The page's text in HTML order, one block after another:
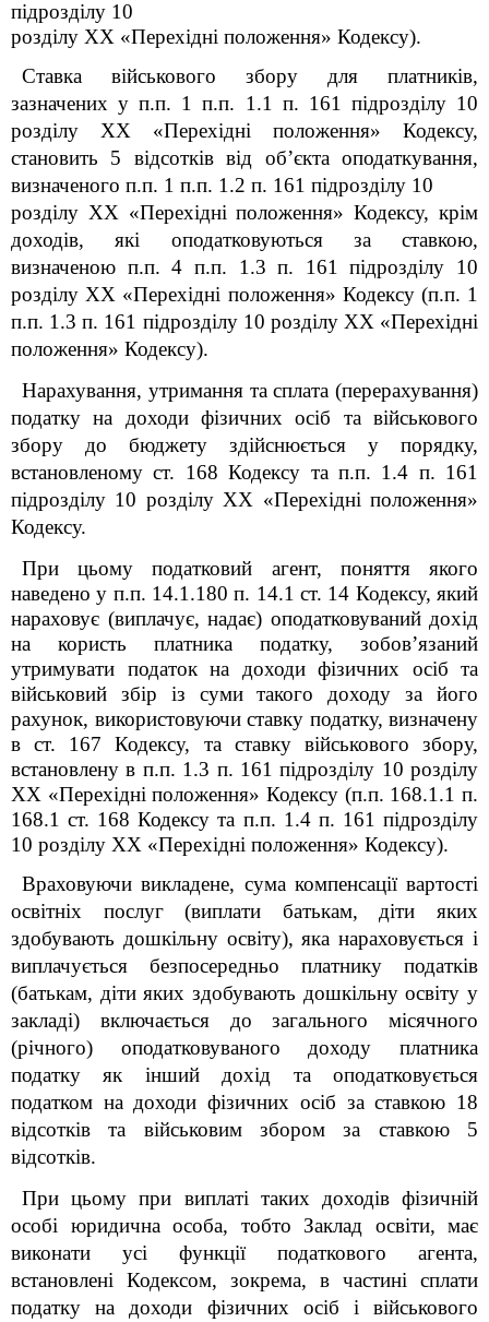
підрозділу 10
розділу XX «Перехідні положення» Кодексу).
Ставка військового збору для платників,
зазначених у п.п. 1 п.п. 1.1 п. 161
підрозділу 10
розділу XX «Перехідні положення» Кодексу,
становить 5 відсотків від об’єкта оподаткування,
визначеного п.п. 1 п.п. 1.2 п. 161 підрозділу 10
розділу XX «Перехідні положення» Кодексу, крім
доходів, які оподатковуються за ставкою,
визначеною п.п. 4 п.п. 1.3 п. 161
підрозділу 10
розділу XX «Перехідні положення» Кодексу (п.п. 1
п.п. 1.3 п. 161 підрозділу 10 розділу XX «Перехідні
положення» Кодексу).
Нарахування, утримання та сплата (перерахування)
податку на доходи фізичних осіб та військового
збору до бюджету здійснюється у порядку,
встановленому ст. 168 Кодексу та п.п. 1.4 п. 161
підрозділу 10 розділу XX «Перехідні положення»
Кодексу.
При цьому податковий агент, поняття якого
наведено у п.п. 14.1.180 п. 14.1 ст. 14 Кодексу, який
нараховує (виплачує, надає) оподатковуваний дохід
на користь платника податку, зобов’язаний
утримувати податок на доходи фізичних осіб та
військовий збір із суми такого доходу за його
рахунок, використовуючи ставку податку, визначену
в ст. 167 Кодексу, та ставку військового збору,
встановлену в п.п. 1.3 п. 161 підрозділу 10 розділу
XX «Перехідні положення» Кодексу (п.п. 168.1.1 п.
168.1 ст. 168 Кодексу та п.п. 1.4 п. 161 підрозділу
10 розділу XX «Перехідні положення» Кодексу).
Враховуючи викладене, сума компенсації вартості
освітніх послуг (виплати батькам, діти яких
здобувають дошкільну освіту), яка нараховується і
виплачується безпосередньо платнику податків
(батькам, діти яких здобувають дошкільну освіту у
закладі) включається до загального місячного
(річного) оподатковуваного доходу платника
податку як інший дохід та оподатковується
податком на доходи фізичних осіб за ставкою 18
відсотків та військовим збором за ставкою 5
відсотків.
При цьому при виплаті таких доходів фізичній
особі юридична особа, тобто Заклад освіти, має
виконати усі функції податкового агента,
встановлені Кодексом, зокрема, в частині сплати
податку на доходи фізичних осіб і військового